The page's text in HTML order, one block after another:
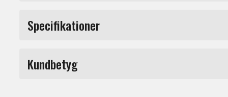
Specifikationer
Kundbetyg